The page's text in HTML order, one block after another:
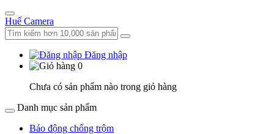
Huế Camera
Đăng nhập
0
Chưa có sản phẩm nào trong giỏ hàng
Danh mục sản phẩm
Báo động chống trộm